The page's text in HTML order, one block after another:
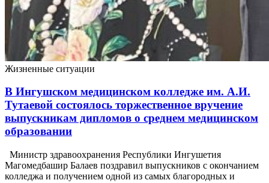
Жизненные ситуации
В Ингушском медицинском колледже им. А.И.
Тутаевой состоялось торжественное вручение
выпускникам дипломов о среднем медицинском
образовании
Министр здравоохранения Республики Ингушетия
Магомедбашир Балаев поздравил выпускников с окончанием
колледжа и получением одной из самых благородных и